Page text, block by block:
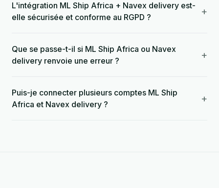
L'intégration ML Ship Africa + Navex delivery est-
elle sécurisée et conforme au RGPD ?
+
Que se passe-t-il si ML Ship Africa ou Navex
delivery renvoie une erreur ?
+
Puis-je connecter plusieurs comptes ML Ship
Africa et Navex delivery ?
+